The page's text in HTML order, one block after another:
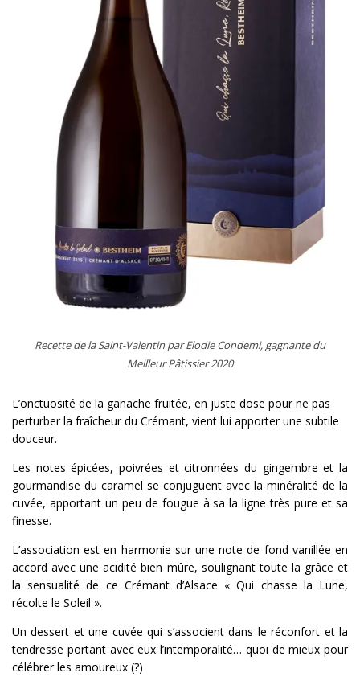
Recette de la Saint-Valentin par Elodie Condemi, gagnante du
Meilleur Pâtissier 2020
L’onctuosité de la ganache fruitée, en juste dose pour ne pas
perturber la fraîcheur du Crémant, vient lui apporter une subtile
douceur.
Les notes épicées, poivrées et citronnées du gingembre et la
gourmandise du caramel se conjuguent avec la minéralité de la
cuvée, apportant un peu de fougue à sa la ligne très pure et sa
finesse.
L’association est en harmonie sur une note de fond vanillée en
accord avec une acidité bien mûre, soulignant toute la grâce et
la sensualité de ce Crémant d’Alsace « Qui chasse la Lune,
récolte le Soleil ».
Un dessert et une cuvée qui s’associent dans le réconfort et la
tendresse portant avec eux l’intemporalité… quoi de mieux pour
célébrer les amoureux (?)